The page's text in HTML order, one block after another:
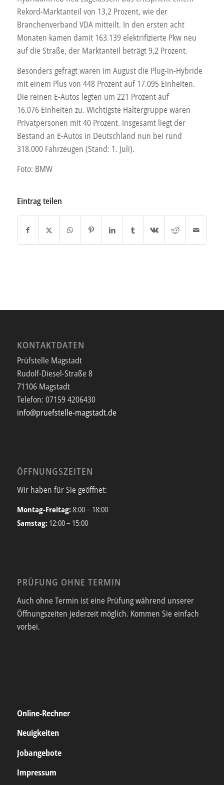
Rekord-Marktanteil von 13,2 Prozent, wie der
Branchenverband VDA mitteilt. In den ersten acht
Monaten kamen damit 163.139 elektrifizierte Pkw neu
auf die Straße, der Marktanteil beträgt 9,2 Prozent.
Besonders gefragt waren im August die Plug-in-Hybride
mit einem Plus von 448 Prozent auf 17.095 Einheiten.
Die reinen E-Autos legten um 221 Prozent auf
16.076 Einheiten zu. Wichtigste Haltergruppe waren
Privatpersonen mit 40 Prozent. Insgesamt liegt der
Bestand an E-Autos in Deutschland nun bei rund
318.000 Fahrzeugen (Stand: 1. Juli).
Foto: BMW
Eintrag teilen
KONTAKTDATEN
Prüfstelle Magstadt
Rudolf-Diesel-Straße 8
71106 Magstadt
Telefon: 07159 4206430
info@pruefstelle-magstadt.de
ÖFFNUNGSZEITEN
Wir haben für Sie geöffnet:
Montag-Freitag:8:00 – 18:00
Samstag: 12:00 – 15:00
PRÜFUNG OHNE TERMIN
Auch ohne Termin ist eine Prüfung während unserer
Öffnungszeiten jederzeit möglich. Kommen Sie einfach
vorbei.
Online-Rechner
Neuigkeiten
Jobangebote
Impressum